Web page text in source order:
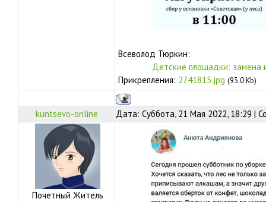
Всеволод Тюркин:
Детские площадки: замена
Прикрепления: 2741815.jpg (93.0 Kb)
kuntsevo-online Дата: Суббота, 21 Мая 2022, 18:29 |
Почетный Житель